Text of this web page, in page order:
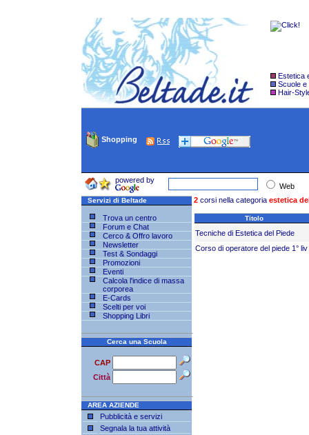
Estetica
Scuole e
Hair-
Shopping
powered by
Web
Servizi di Beltade
Trova un centro
Forum e Chat
Cerco & Offro lavoro
Newsletter
Test & Sondaggi
Promozioni
Eventi
Calcola l'indice di massa
corporea
E-Cards
Scelti per voi
Shopping Libri
Cerca una Scuola
CAP
Città
AREA AZIENDE
Pubblicità e servizi
Segnala la tua attività
2 corsi nella categoria estetica
Titolo
Tecniche di Estetica del Piede
Corso di operatore del piede 1° liv